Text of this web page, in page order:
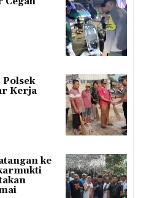
Polsek
Kerja
ke